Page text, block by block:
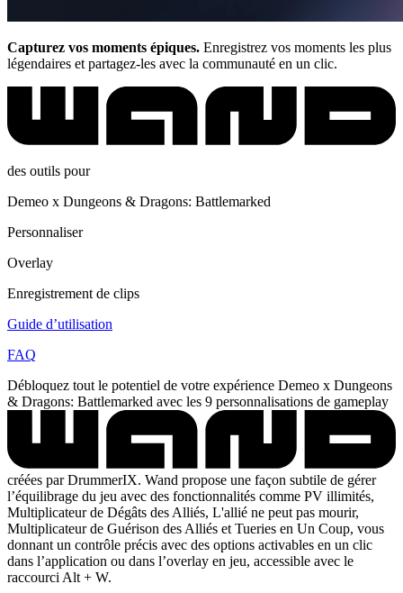
Capturez vos moments épiques. Enregistrez vos moments les plus
légendaires et partagez-les avec la communauté en un clic.
des outils pour
Demeo x Dungeons & Dragons: Battlemarked
Personnaliser
Overlay
Enregistrement de clips
Guide d’utilisation
FAQ
Débloquez tout le potentiel de votre expérience Demeo x Dungeons
& Dragons: Battlemarked avec les 9 personnalisations de gameplay
créées par DrummerIX. Wand propose une façon subtile de gérer
l’équilibrage du jeu avec des fonctionnalités comme PV illimités,
Multiplicateur de Dégâts des Alliés, L'allié ne peut pas mourir,
Multiplicateur de Guérison des Alliés et Tueries en Un Coup, vous
donnant un contrôle précis avec des options activables en un clic
dans l’application ou dans l’overlay en jeu, accessible avec le
raccourci Alt + W.